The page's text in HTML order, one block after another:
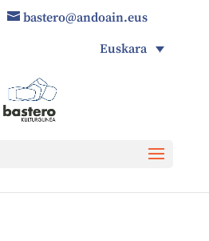
bastero@andoain.eus
Euskara